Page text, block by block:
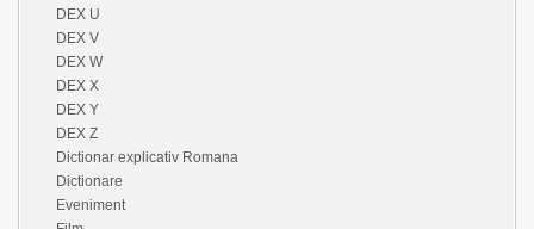
DEX U
DEX V
DEX W
DEX X
DEX Y
DEX Z
Dictionar explicativ Romana
Dictionare
Eveniment